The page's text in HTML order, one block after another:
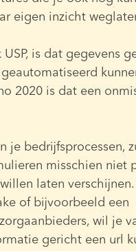
eigen inzicht
is dat gegevens
2020 is dat een
je bedrijfsprocessen,
misschien niet
laten verschijnen.
of bijvoorbeeld een
wil je
gericht een url